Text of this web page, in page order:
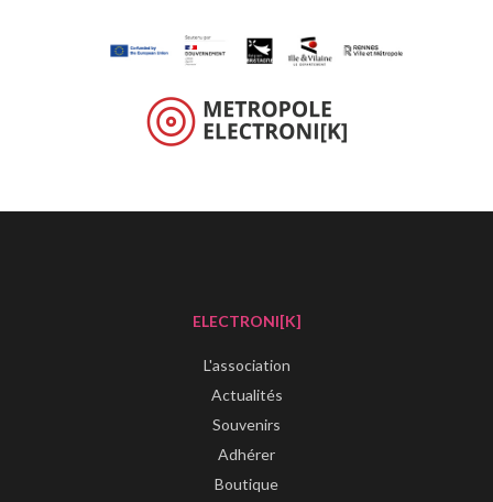
ELECTRONI[K]
L'association
Actualités
Souvenirs
Adhérer
Boutique